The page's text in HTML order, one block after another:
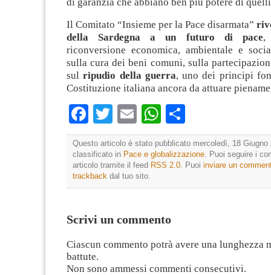
Il Comitato “Insieme per la Pace disarmata”
della Sardegna a un futuro di pace,
riconversione economica, ambientale e
sulla cura dei beni comuni, sulla
sulripudio della guerra, uno dei principi
Costituzione italiana ancora da attuare
Facebook
TwitterEmailWhatsApp
Questo articolo è stato pubblicato mercoledì, 18 Giugno
classificato in Pace e globalizzazione . Puoi seguire i
articolo tramite il feed RSS 2.0 . Puoi inviare un
trackback dal tuo sito.
Scrivi un commento
Ciascun commento potrà avere una lunghezza
battute.
Non sono ammessi commenti consecutivi.